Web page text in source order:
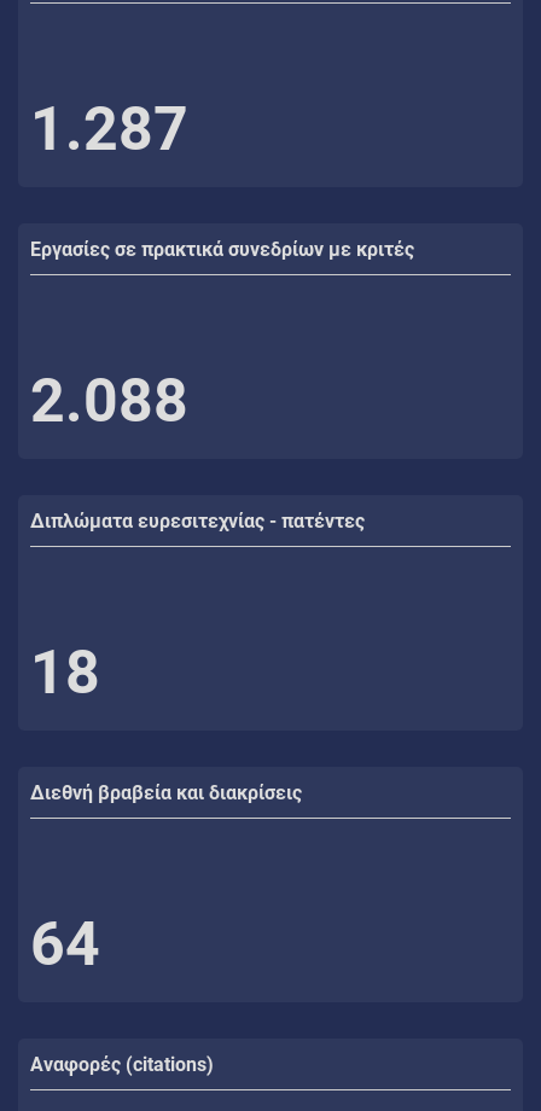
1.287
Εργασίες σε πρακτικά συνεδρίων με κριτές
2.088
Διπλώματα ευρεσιτεχνίας - πατέντες
18
Διεθνή βραβεία και διακρίσεις
64
Αναφορές (citations)